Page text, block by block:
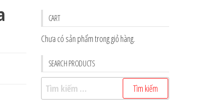
CART
Chưa có sản phẩm trong giỏ hàng.
SEARCH PRODUCTS
Tìm
kiếm